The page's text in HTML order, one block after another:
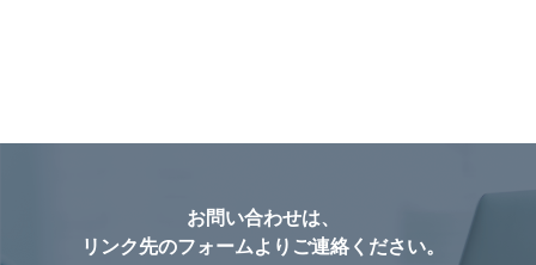
お問い合わせは、
リンク先のフォームよりご連絡ください。